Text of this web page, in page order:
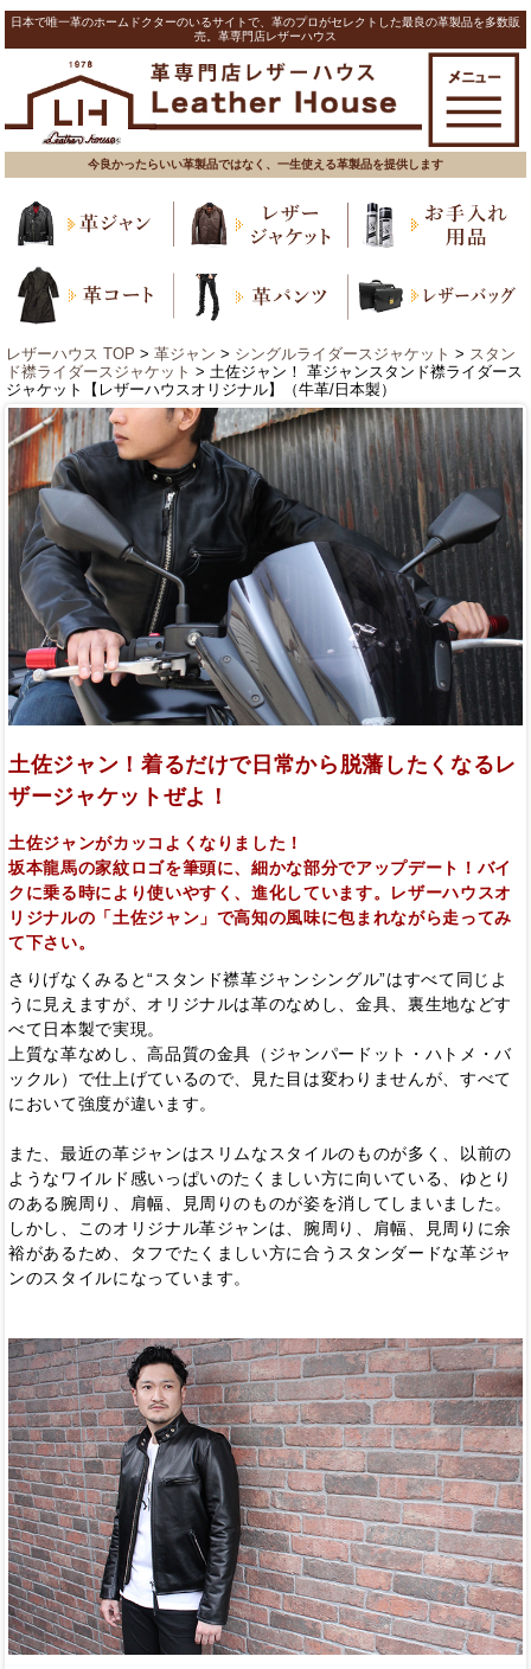
日本で唯一革のホームドクターのいるサイトで、革のプロがセレクトした最良の革製品を多数販
売。革専門店レザーハウス
今良かったらいい革製品ではなく、一生使える革製品を提供します
レザーハウス TOP > 革ジャン > シングルライダースジャケット > スタン
ド襟ライダースジャケット > 土佐ジャン！ 革ジャンスタンド襟ライダース
ジャケット【レザーハウスオリジナル】（牛革/日本製）
土佐ジャン！着るだけで日常から脱藩したくなるレ
ザージャケットぜよ！
土佐ジャンがカッコよくなりました！
坂本龍馬の家紋ロゴを筆頭に、細かな部分でアップデート！バイ
クに乗る時により使いやすく、進化しています。レザーハウスオ
リジナルの「土佐ジャン」で高知の風味に包まれながら走ってみ
て下さい。
さりげなくみると“スタンド襟革ジャンシングル”はすべて同じよ
うに見えますが、オリジナルは革のなめし、金具、裏生地などす
べて日本製で実現。
上質な革なめし、高品質の金具（ジャンパードット・ハトメ・バ
ックル）で仕上げているので、見た目は変わりませんが、すべて
において強度が違います。
また、最近の革ジャンはスリムなスタイルのものが多く、以前の
ようなワイルド感いっぱいのたくましい方に向いている、ゆとり
のある腕周り、肩幅、見周りのものが姿を消してしまいました。
しかし、このオリジナル革ジャンは、腕周り、肩幅、見周りに余
裕があるため、タフでたくましい方に合うスタンダードな革ジャ
ンのスタイルになっています。